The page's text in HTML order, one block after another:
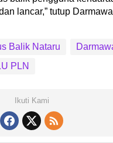
lancar,” tutup
Balik Nataru
PLN
Ikuti Kami